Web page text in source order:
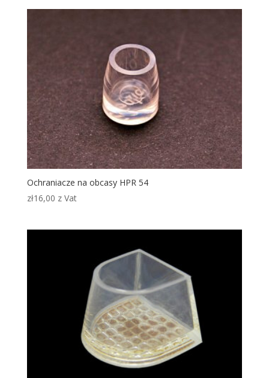
Ochraniacze na obcasy HPR 54
zł16,00 z Vat